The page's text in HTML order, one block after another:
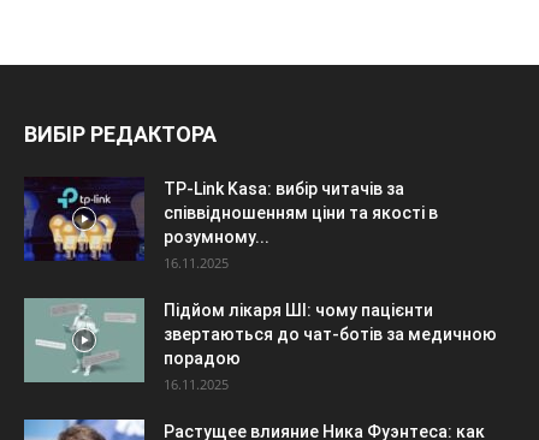
ВИБІР РЕДАКТОРА
TP-Link Kasa: вибір читачів за
співвідношенням ціни та якості в
розумному...
16.11.2025
Підйом лікаря ШІ: чому пацієнти
звертаються до чат-ботів за медичною
порадою
16.11.2025
Растущее влияние Ника Фуэнтеса: как